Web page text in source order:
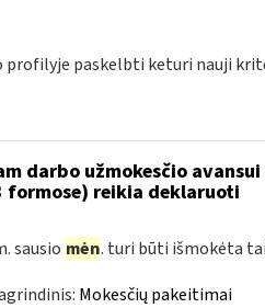
paskelbti keturi nauji
darbo užmokesčio
formose) reikia deklaruoti
sausio mėn. turi būti išmokėta
Mokesčių pakeitimai